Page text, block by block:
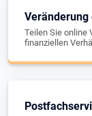
Teilen Sie online
finanziellen